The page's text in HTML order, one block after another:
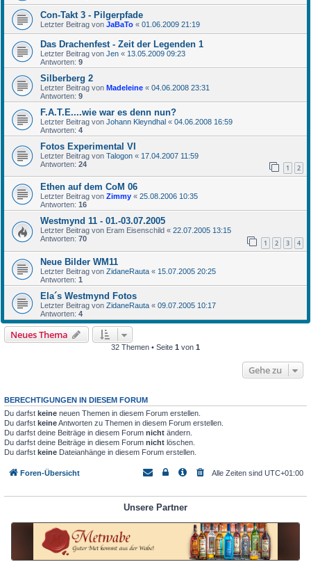
Con-Takt 3 - Pilgerpfade
Letzter Beitrag von JaBaTo « 01.06.2009 21:19
Das Drachenfest - Zeit der Legenden 1
Letzter Beitrag von Jen « 13.05.2009 09:23
Antworten: 9
Silberberg 2
Letzter Beitrag von Madeleine « 04.06.2008 23:31
Antworten: 9
F.A.T.E....wie war es denn nun?
Letzter Beitrag von Johann Kleyndhal « 04.06.2008 16:59
Antworten: 4
Fotos Experimental VI
Letzter Beitrag von Talogon « 17.04.2007 11:59
Antworten: 24 1 2
Ethen auf dem CoM 06
Letzter Beitrag von Zimmy « 25.08.2006 10:35
Antworten: 16
Westmynd 11 - 01.-03.07.2005
Letzter Beitrag von Eram Eisenschild « 22.07.2005 13:15
Antworten: 70 1 2 3 4
Neue Bilder WM11
Letzter Beitrag von ZidaneRauta « 15.07.2005 20:25
Antworten: 1
Ela´s Westmynd Fotos
Letzter Beitrag von ZidaneRauta « 09.07.2005 10:17
Antworten: 4
Neues Thema
32 Themen • Seite 1 von 1
Gehe zu
BERECHTIGUNGEN IN DIESEM FORUM
Du darfst keine neuen Themen in diesem Forum erstellen.
Du darfst keineAntworten zu Themen in diesem Forum erstellen.
Du darfst deine Beiträge in diesem Forum nicht ändern.
Du darfst deine Beiträge in diesem Forum nicht löschen.
Du darfst keine Dateianhänge in diesem Forum erstellen.
Foren-Übersicht Alle Zeiten sind UTC+01:00
Unsere Partner